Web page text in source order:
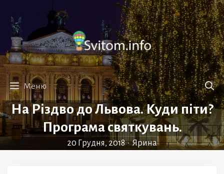
вмісту
Меню
На Різдво до Львова. Куди піти?
Програма святкувань.
20 Грудня, 2018 • Ярина